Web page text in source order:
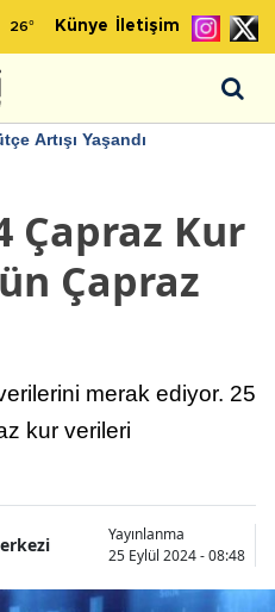
26° Künye İletişim
Artışı Yaşandı
Çapraz Kur
Çapraz
merak ediyor. 25
kur verileri
Yayınlanma
25 Eylül 2024 - 08:48